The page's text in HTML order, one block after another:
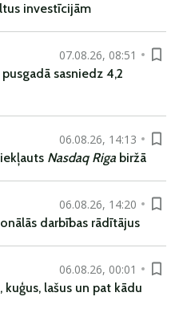
investīcijām
07.08.26, 08:51
sasniedz 4,2
06.08.26, 14:13
iekļauts Nasdaq Riga biržā
06.08.26, 14:20
darbības rādītājus
06.08.26, 00:01
lašus un pat kādu